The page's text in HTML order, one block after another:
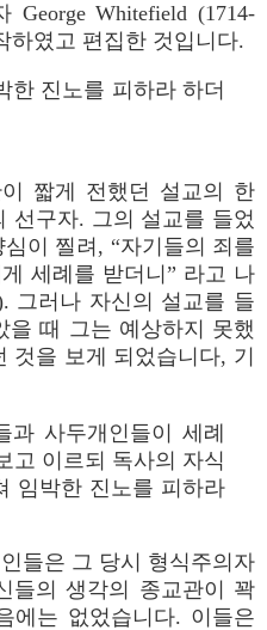
George Whitefield (1714-
하였고 편집한 것입니다.
한 진노를 피하라 하더
짧게 전했던 설교의 한
선구자. 그의 설교를 들었
이 찔려, “자기들의 죄를
세례를 받더니” 라고 나
그러나 자신의 설교를 들
을 때 그는 예상하지 못했
것을 보게 되었습니다, 기
과 사두개인들이 세례
고 이르되 독사의 자식
임박한 진노를 피하라
들은 그 당시 형식주의자
들의 생각의 종교관이 꽉
에는 없었습니다. 이들은